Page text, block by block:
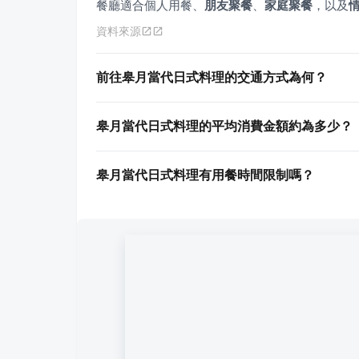
餐廳適合個人用餐、 朋友聚餐 家庭聚餐 ，以及
資料來源
前往皋月當代日式料理的交通方式為何？
皋月當代日式料理的平均消費金額約為多少？
皋月當代日式料理有用餐時間限制嗎？